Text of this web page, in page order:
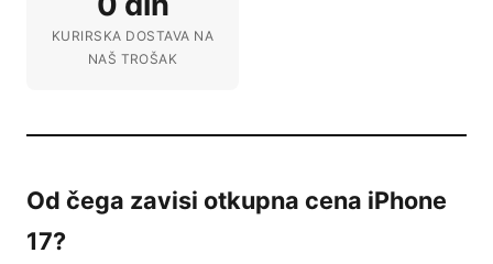
KURIRSKA DOSTAVA NA
NAŠ TROŠAK
Od čega zavisi otkupna cena iPhone
17?